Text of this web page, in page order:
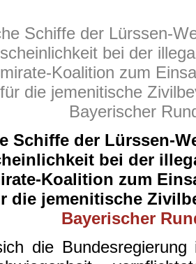
Schiffe der Lürssen-
bei der
Koalition zum
die jemenitische
Bayerischer
Schiffe der Lürssen-
bei der
Koalition zum
die jemenitische
Bayerischer
die